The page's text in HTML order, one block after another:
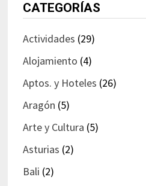
CATEGORÍAS
Actividades (29)
Alojamiento (4)
Aptos. y Hoteles (26)
Aragón (5)
Arte y Cultura (5)
Asturias (2)
Bali (2)